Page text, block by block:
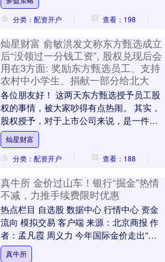
offer”....
分类：配资开户
查看：198
灿星财富 俞敏洪发文称东方甄选成立
后“没领过一分钱工资”, 股权兑现后会
用在3方面: 奖励东方甄选员工、支持
农村中小学生、捐献一部分给北大
各位朋友好！ 这两天东方甄选授予员工股
权的事情，被大家吵得有点热闹。 其实，
股权授予，对于上市公司来说，是一件很
正常的事情，这是对于员工的重要激励手
段。东方甄选....
灿星财富
分类：配资开户
查看：188
真牛所 金价过山车！银行“掘金”热情
不减，力推手续费限时优惠
热点栏目 自选股 数据中心 行情中心 资金
流向 模拟交易 客户端 来源：北京商报 作
者：孟凡霞 周义力 今年国际金价走出“过
山车式”行情，伦敦金现自1月29日冲....
真牛所